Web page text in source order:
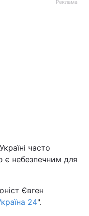
Реклама
часто
є небезпечним для
Євген
24".